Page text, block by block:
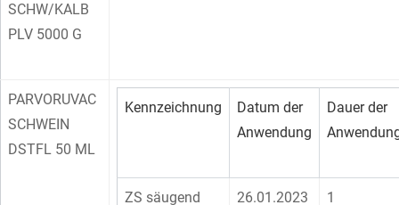
SCHW/KALB
PLV 5000 G
PARVORUVAC
SCHWEIN
DSTFL 50 ML
Kennzeichnung
Datum der
Anwendung
Dauer der
ZS säugend 26.01.2023 1